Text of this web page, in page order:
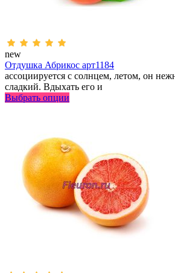
new
Отдушка Абрикос арт1184
ассоциируется с солнцем, летом, он
сладкий. Вдыхать его и
Выбрать опции